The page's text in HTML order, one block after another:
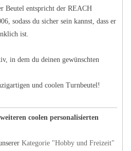
Beutel entspricht der REACH
sodass du sicher sein kannst, dass er
ist.
in dem du deinen gewünschten
und coolen Turnbeutel!
coolen personalisierten
Kategorie "Hobby und Freizeit"